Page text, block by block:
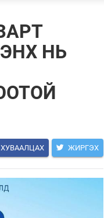
НЬ
ХУВААЛЦАХ ЖИРГЭХ